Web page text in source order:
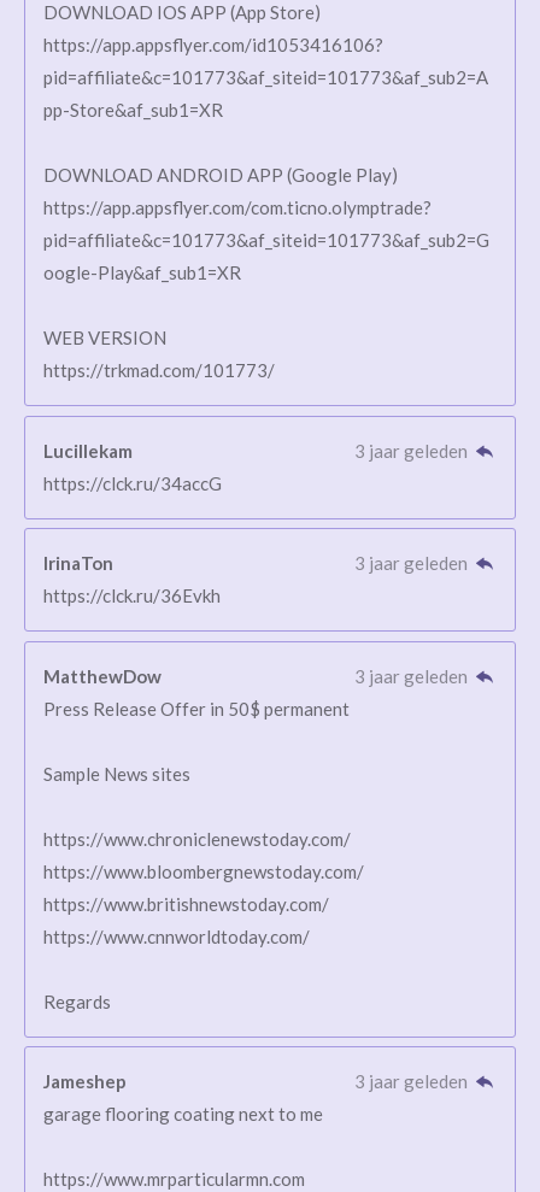
DOWNLOAD IOS APP (App Store)
https://app.appsflyer.com/id1053416106?
pid=affiliate&c=101773&af_siteid=101773&af_sub2=A
pp-Store&af_sub1=XR
DOWNLOAD ANDROID APP (Google Play)
https://app.appsflyer.com/com.ticno.olymptrade?
pid=affiliate&c=101773&af_siteid=101773&af_sub2=G
oogle-Play&af_sub1=XR
WEB VERSION
https://trkmad.com/101773/
Lucillekam
3 jaar geleden
https://clck.ru/34accG
IrinaTon
3 jaar geleden
https://clck.ru/36Evkh
MatthewDow
3 jaar geleden
Press Release Offer in 50$ permanent
Sample News sites
https://www.chroniclenewstoday.com/
https://www.bloombergnewstoday.com/
https://www.britishnewstoday.com/
https://www.cnnworldtoday.com/
Regards
Jameshep
3 jaar geleden
garage flooring coating next to me
https://www.mrparticularmn.com